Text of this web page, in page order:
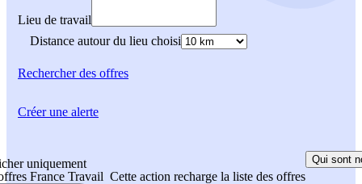
Lieu de travail
Distance autour du lieu choisi
Rechercherdes offres
uniquement
France Travail Cette action recharge la liste des offres
Qui sont
Créer une alerte